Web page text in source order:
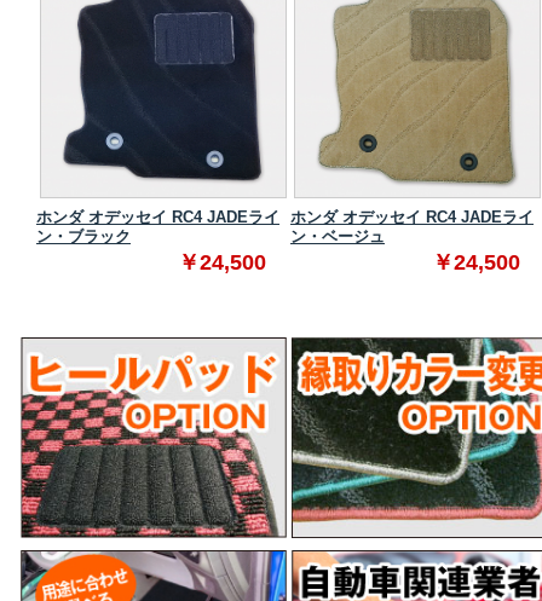
ホンダ オデッセイ RC4 JADEライ
ン・ブラック
￥24,500
ホンダ オデッセイ RC4 JADEライ
ン・ベージュ
￥24,500